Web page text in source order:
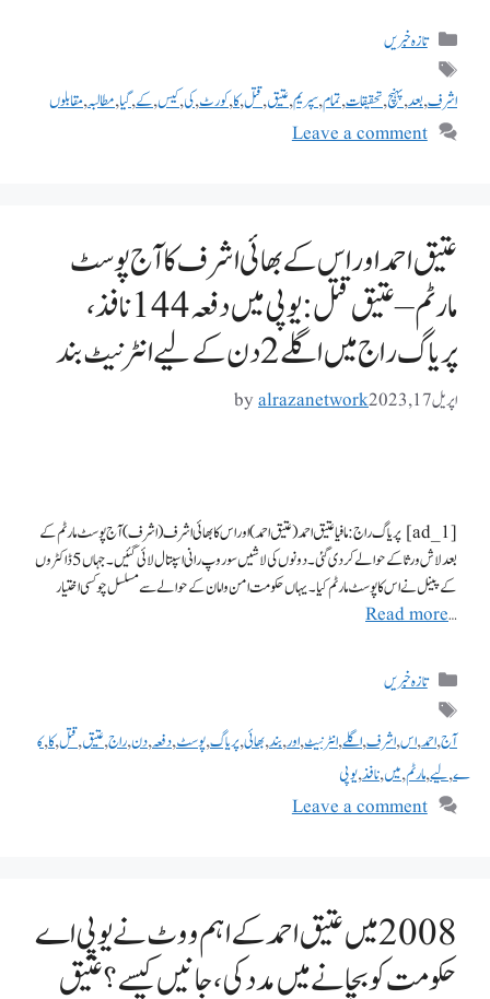
تازہ خبریں
اشرف,بعد,پہنچ,تحقیقات,تمام,سپریم,عتیق,قتل,کا,کورٹ,کی,کیس,کے,گیا,مطالبہ,مقابلوں
Leave a comment
عتیق احمد اور اس کے بھائی اشرف کا آج پوسٹ
مارٹم – عتیق قتل: یوپی میں دفعہ 144 نافذ،
پریاگ راج میں اگلے 2 دن کے لیے انٹرنیٹ بند
اپریل 17, 2023 byalrazanetwork
[ad_1] پریاگ راج: مافیا عتیق احمد(عتیق احمد) اور اس کا بھائی اشرف (اشرف) آج پوسٹ مارٹم کے
بعد لاش ورثا کے حوالے کر دی گئی۔ دونوں کی لاشیں سوروپ رانی اسپتال لائی گئیں۔ جہاں 5 ڈاکٹروں
کے پینل نے اس کا پوسٹ مارٹم کیا۔ یہاں حکومت امن و امان کے حوالے سے مسلسل چوکسی اختیار
…
Read more
تازہ خبریں
آج,احمد,اس,اشرف,اگلے,انٹرنیٹ,اور,بند,بھائی,پریاگ,پوسٹ,دفعہ,دن,راج,عتیق,قتل,کا,ک
ے,لیے,مارٹم,میں,نافذ,یوپی
Leave a comment
2008 میں عتیق احمد کے اہم ووٹ نے یو پی اے
حکومت کو بچانے میں مدد کی، جانیں کیسے؟ عتیق